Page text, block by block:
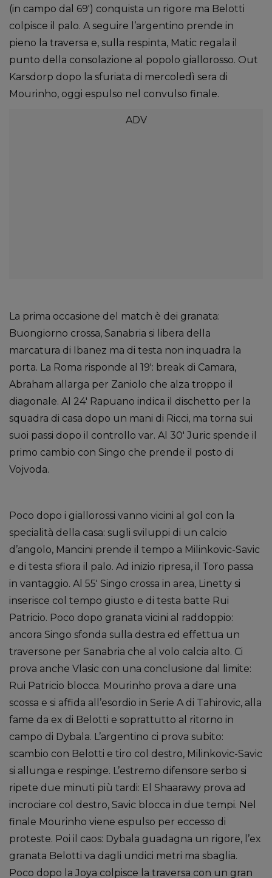
(in campo dal 69′) conquista un rigore ma Belotti
colpisce il palo. A seguire l’argentino prende in
pieno la traversa e, sulla respinta, Matic regala il
punto della consolazione al popolo giallorosso. Out
Karsdorp dopo la sfuriata di mercoledì sera di
Mourinho, oggi espulso nel convulso finale.
La prima occasione del match è dei granata:
Buongiorno crossa, Sanabria si libera della
marcatura di Ibanez ma di testa non inquadra la
porta. La Roma risponde al 19′: break di Camara,
Abraham allarga per Zaniolo che alza troppo il
diagonale. Al 24′ Rapuano indica il dischetto per la
squadra di casa dopo un mani di Ricci, ma torna sui
suoi passi dopo il controllo var. Al 30′ Juric spende il
primo cambio con Singo che prende il posto di
Vojvoda.
Poco dopo i giallorossi vanno vicini al gol con la
specialità della casa: sugli sviluppi di un calcio
d’angolo, Mancini prende il tempo a Milinkovic-Savic
e di testa sfiora il palo. Ad inizio ripresa, il Toro passa
in vantaggio. Al 55′ Singo crossa in area, Linetty si
inserisce col tempo giusto e di testa batte Rui
Patricio. Poco dopo granata vicini al raddoppio:
ancora Singo sfonda sulla destra ed effettua un
traversone per Sanabria che al volo calcia alto. Ci
prova anche Vlasic con una conclusione dal limite:
Rui Patricio blocca. Mourinho prova a dare una
scossa e si affida all’esordio in Serie A di Tahirovic, alla
fame da ex di Belotti e soprattutto al ritorno in
campo di Dybala. L’argentino ci prova subito:
scambio con Belotti e tiro col destro, Milinkovic-Savic
si allunga e respinge. L’estremo difensore serbo si
ripete due minuti più tardi: El Shaarawy prova ad
incrociare col destro, Savic blocca in due tempi. Nel
finale Mourinho viene espulso per eccesso di
proteste. Poi il caos: Dybala guadagna un rigore, l’ex
granata Belotti va dagli undici metri ma sbaglia.
Poco dopo la Joya colpisce la traversa con un gran